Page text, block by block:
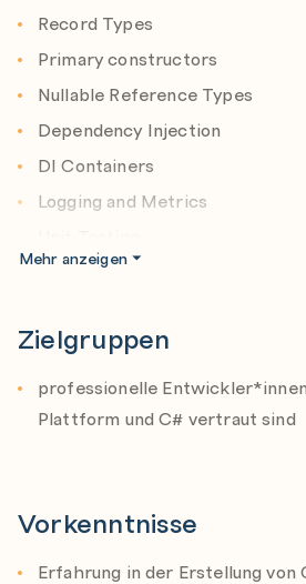
Record Types
Primary constructors
Nullable Reference Types
Dependency Injection
DI Containers
Logging and Metrics
Multithreading
ASP.NET Core Technologien im
XAML-basierte Technologien
Mehr anzeigen
Zielgruppen
professionelle
Plattform und C# vertraut sind
Vorkenntnisse
Erfahrung in der Erstellung von